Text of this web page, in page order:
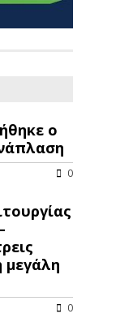
ο
0
μεγάλη
0